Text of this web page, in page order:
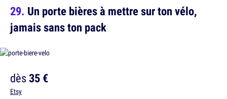
Un porte bières à mettre sur ton vélo,
jamais sans ton pack
dès35 €
Etsy